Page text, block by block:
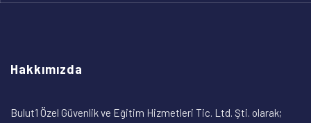
Hakkımızda
Bulut1 Özel Güvenlik ve Eğitim Hizmetleri Tic. Ltd. Şti. olarak;